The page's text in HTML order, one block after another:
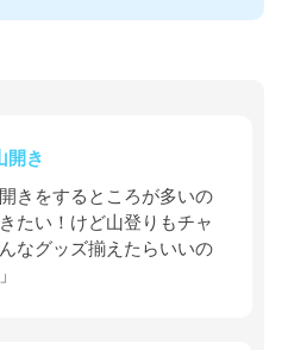
開き
きをするところが多いの
たい！けど山登りもチャ
なグッズ揃えたらいいの